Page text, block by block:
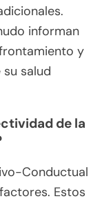
informan
y
salud
de la
Conductual
Estos